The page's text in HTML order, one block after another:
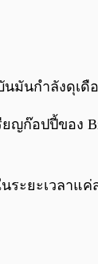
นมันกำลังดุเดื
ญก๊อปปี้ของ
ะยะเวลาแค่